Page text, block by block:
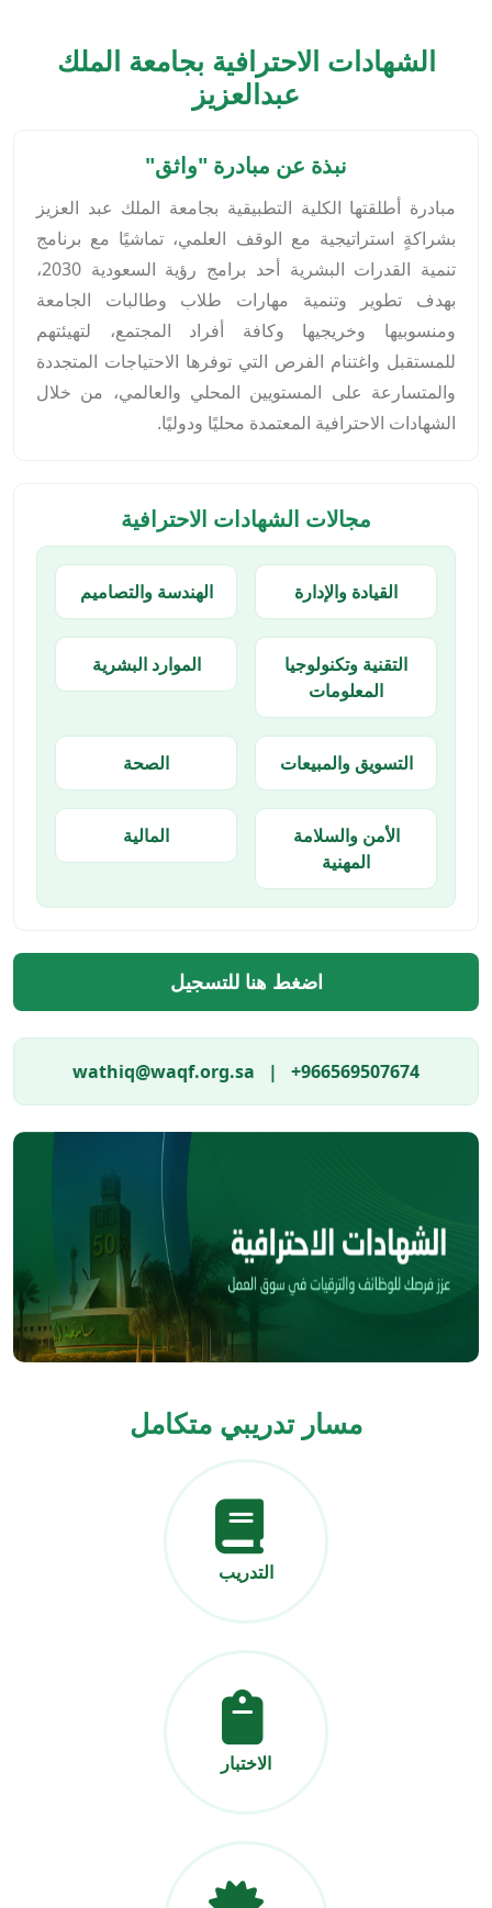
الشهادات الاحترافية بجامعة الملك
عبدالعزيز
نبذة عن مبادرة "واثق"
مبادرة أطلقتها الكلية التطبيقية بجامعة الملك عبد العزيز
بشراكةٍ استراتيجية مع الوقف العلمي، تماشيًا مع برنامج
تنمية القدرات البشرية أحد برامج رؤية السعودية 2030،
بهدف تطوير وتنمية مهارات طلاب وطالبات الجامعة
ومنسوبيها وخريجيها وكافة أفراد المجتمع، لتهيئتهم
للمستقبل واغتنام الفرص التي توفرها الاحتياجات المتجددة
والمتسارعة على المستويين المحلي والعالمي، من خلال
الشهادات الاحترافية المعتمدة محليًا ودوليًا.
مجالات الشهادات الاحترافية
القيادة والإدارة الهندسة والتصاميم
التقنية وتكنولوجيا
المعلومات
الموارد البشرية
التسويق والمبيعات الصحة
الأمن والسلامة
المهنية
المالية
اضغط هنا للتسجيل
wathiq@waqf.org.sa | +966569507674
مسار تدريبي متكامل
التدريب
الاختبار